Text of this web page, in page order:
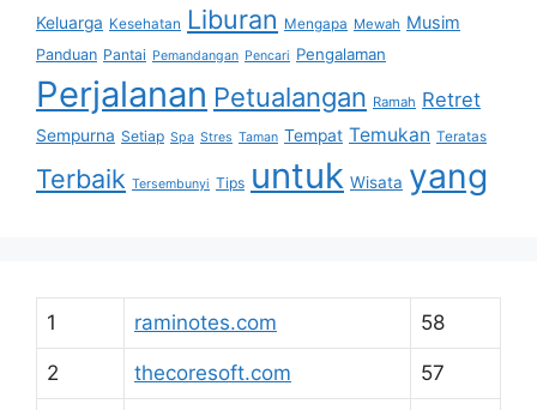
Keluarga Kesehatan Liburan Mengapa Mewah Musim
Panduan Pantai Pemandangan Pencari Pengalaman
Perjalanan Petualangan Ramah Retret
Sempurna Setiap Spa Stres Taman Tempat Temukan Teratas
Terbaik Tersembunyi Tips untuk Wisata yang
1 raminotes.com 58
2 thecoresoft.com 57